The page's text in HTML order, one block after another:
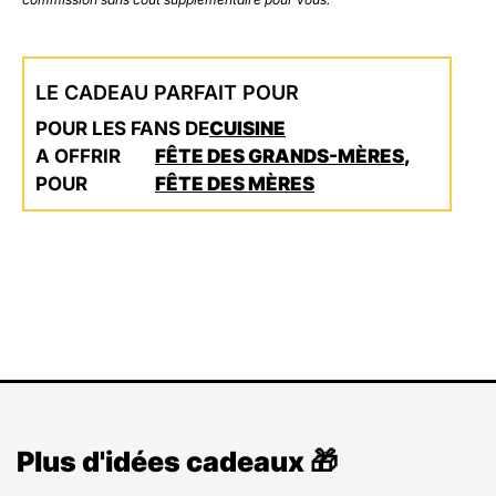
LE CADEAU PARFAIT POUR
POUR LES FANS DECUISINE
A OFFRIR
POUR
FÊTE DES GRANDS-MÈRES,
FÊTE DES MÈRES
Plus d'idées cadeaux 🎁